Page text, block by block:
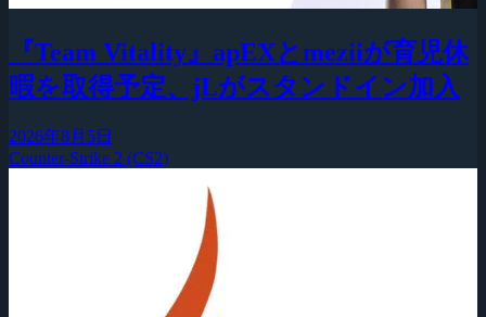
『Team Vitality』apEXとmeziiが育児休
暇を取得予定、jLがスタンドイン加入
2026年8月5日
Counter-Strike 2 (CS2)